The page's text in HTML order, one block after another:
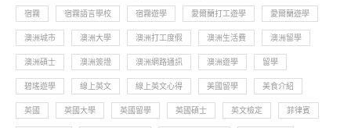
宿霧 宿霧語言學校 宿霧遊學 愛爾蘭打工遊學 愛爾蘭遊學
澳洲城市 澳洲大學 澳洲打工度假 澳洲生活費 澳洲留學
澳洲碩士 澳洲簽證 澳洲網路通訊 澳洲遊學 留學
碧瑤遊學 線上英文 線上英文心得 美國留學 美食介紹
英國 英國大學 英國留學 英國碩士 英文檢定 菲律賓